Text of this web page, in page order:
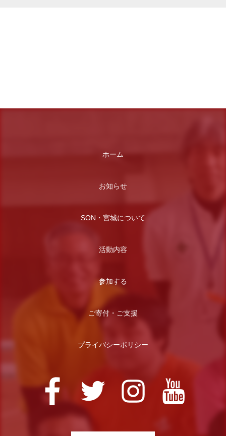
ホーム
お知らせ
SON・宮城について
活動内容
参加する
ご寄付・ご支援
プライバシーポリシー